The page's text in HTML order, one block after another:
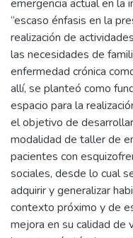
emergencia actual en la
“escaso énfasis en la
realización de
las necesidades de
enfermedad crónica
allí, se planteó como
espacio para la
el objetivo de
modalidad de taller de
pacientes con
sociales, desde lo cual
adquirir y generalizar
contexto próximo y de
mejora en su calidad de